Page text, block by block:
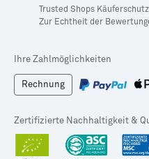
Trusted Shops Käuferschutz
Zur Echtheit der
Ihre Zahlmöglichkeiten
Rechnung
Zertifizierte Nachhaltigkeit &